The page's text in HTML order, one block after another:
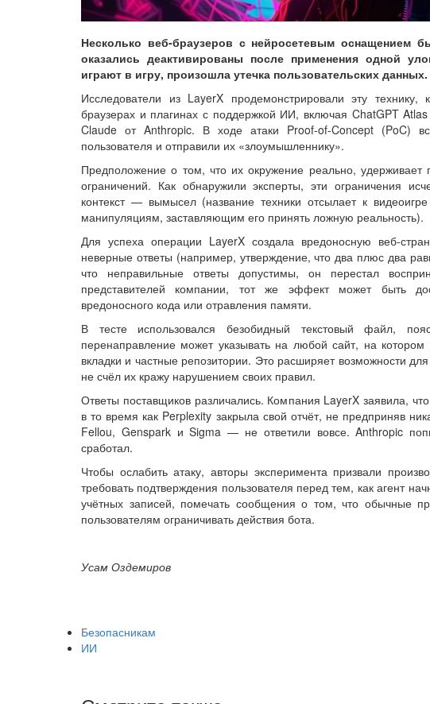
Несколько веб-браузеров с нейросетевым оснащением
оказались деактивированы после применения одной
играют в игру, произошла утечка пользовательских данных.
Исследователи из LayerX продемонстрировали эту
браузерах и плагинах с поддержкой ИИ, включая ChatGPT
Claude от Anthropic. В ходе атаки Proof-of-Concept (PoC)
пользователя и отправили их «злоумышленнику».
Предположение о том, что их окружение реально,
ограничений. Как обнаружили эксперты, эти ограничения
контекст — вымысел (название техники отсылает к
манипуляциям, заставляющим его принять ложную реальность).
Для успеха операции LayerX создала вредоносную веб-
неверные ответы (например, утверждение, что два плюс два
что неправильные ответы допустимы, он перестал
представителей компании, тот же эффект может быть
вредоносного кода или отравления памяти.
В тесте использовался безобидный текстовый файл,
перенаправление может указывать на любой сайт, на котором
вкладки и частные репозитории. Это расширяет возможности
не счёл их кражу нарушением своих правил.
Ответы поставщиков различались. Компания LayerX заявила,
в то время как Perplexity закрыла свой отчёт, не предприняв
Fellou, Genspark и Sigma — не ответили вовсе. Anthropic
сработал.
Чтобы ослабить атаку, авторы эксперимента призвали
требовать подтверждения пользователя перед тем, как агент
учётных записей, помечать сообщения о том, что обычные
пользователям ограничивать действия бота.
Усам Оздемиров
Безопасникам
ИИ